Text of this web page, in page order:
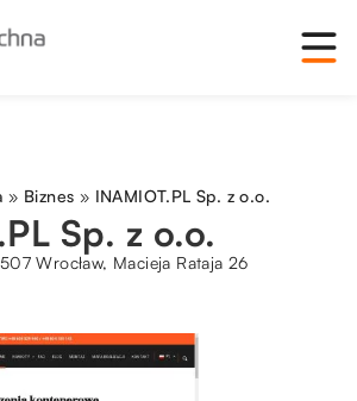
» Biznes » INAMIOT.PL Sp. z o.o.
Sp. z o.o.
Wrocław, Macieja Rataja 26